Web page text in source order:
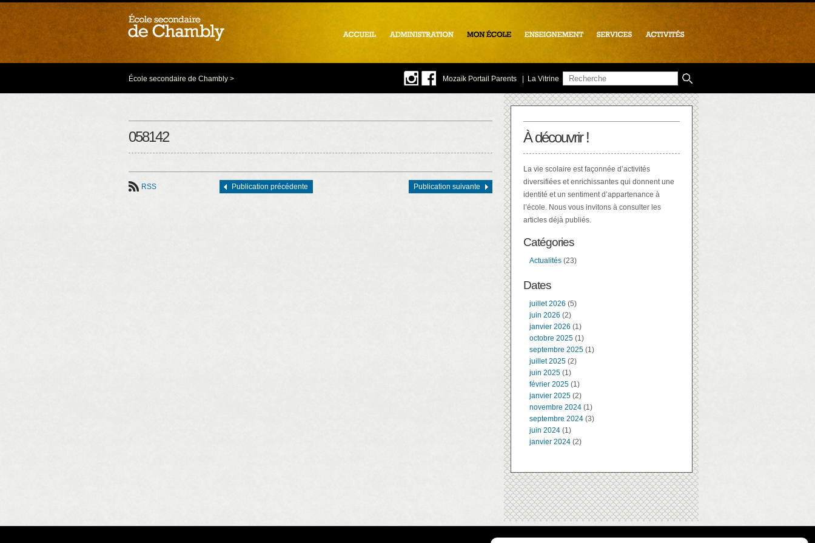
École secondaire de Chambly > Mozaïk Portail Parents La Vitrine
058142
RSS Publication précédente Publication suivante
À découvrir !
La vie scolaire est façonnée d’activités
diversifiées et enrichissantes qui donnent une
identité et un sentiment d’appartenance à
l’école. Nous vous invitons à consulter les
articles déjà publiés.
Catégories
Actualités (23)
Dates
juillet 2026 (5)
juin 2026 (2)
janvier 2026 (1)
octobre 2025 (1)
septembre 2025 (1)
juillet 2025 (2)
juin 2025 (1)
février 2025 (1)
janvier 2025 (2)
novembre 2024 (1)
septembre 2024 (3)
juin 2024 (1)
janvier 2024 (2)